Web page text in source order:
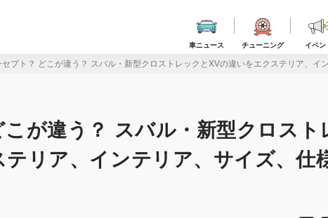
車ニュース チューニング イベン
セプト？ どこが違う？ スバル・新型クロストレックとXVの違いをエクステリア、イ
が違う？ スバル・新型クロスト
リア、インテリア、サイズ、仕